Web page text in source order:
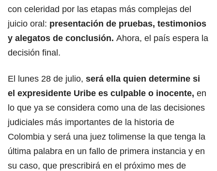
con celeridad por las etapas más complejas del
juicio oral: presentación de pruebas, testimonios
y alegatos de conclusión. Ahora, el país espera la
decisión final.
El lunes 28 de julio, será ella quien determine si
el expresidente Uribe es culpable o inocente, en
lo que ya se considera como una de las decisiones
judiciales más importantes de la historia de
Colombia y será una juez tolimense la que tenga la
última palabra en un fallo de primera instancia y en
su caso, que prescribirá en el próximo mes de